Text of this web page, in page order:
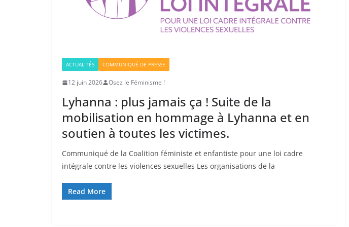
ACTUALITÉS COMMUNIQUÉ DE PRESSE
12 juin 2026 Osez le Féminisme !
Lyhanna : plus jamais ça ! Suite de la
mobilisation en hommage à Lyhanna et en
soutien à toutes les victimes.
Communiqué de la Coalition féministe et enfantiste pour une loi cadre
intégrale contre les violences sexuelles Les organisations de la
Read More